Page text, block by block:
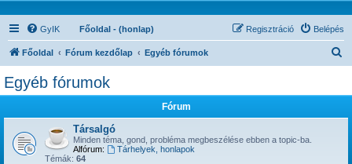
GyIK Főoldal - (honlap) Belépés
Regisztráció
Főoldal Fórum kezdőlap Egyéb fórumok
Egyéb fórumok
Fórum
Társalgó
Minden téma, gond, probléma megbeszélése ebben a topic-ba.
Alfórum:
Tárhelyek, honlapok
Témák: 64